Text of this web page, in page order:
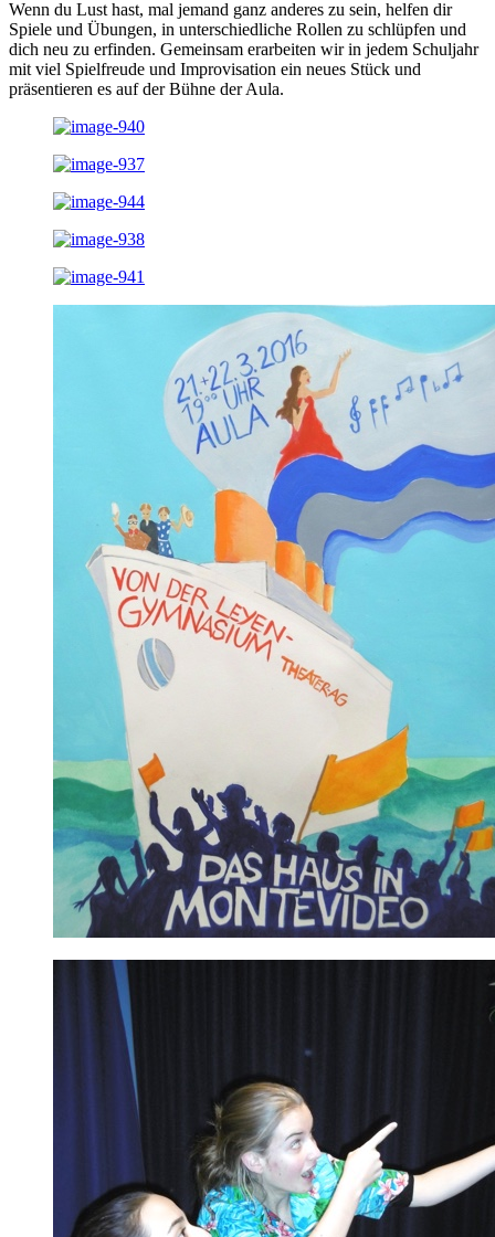
Wenn du Lust hast, mal jemand ganz anderes zu sein, helfen dir
Spiele und Übungen, in unterschiedliche Rollen zu schlüpfen und
dich neu zu erfinden. Gemeinsam erarbeiten wir in jedem Schuljahr
mit viel Spielfreude und Improvisation ein neues Stück und
präsentieren es auf der Bühne der Aula.